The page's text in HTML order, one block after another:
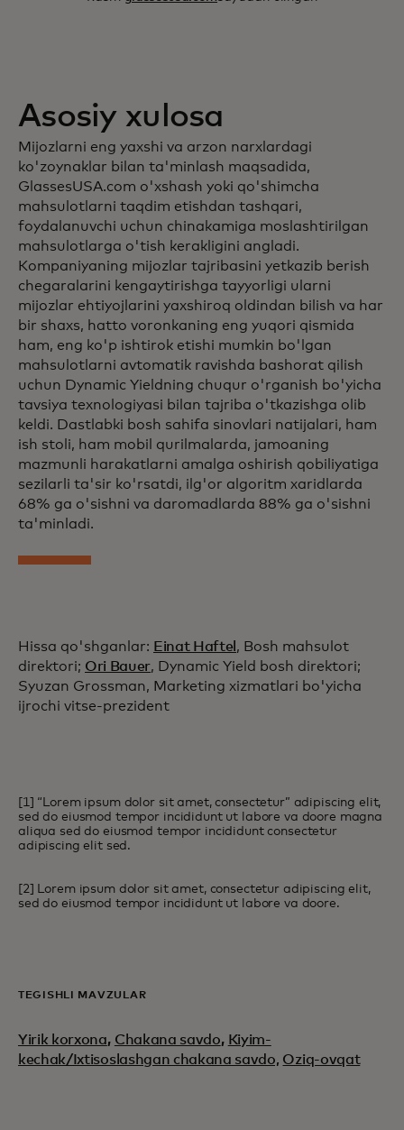
Asosiy xulosa
Mijozlarni eng yaxshi va arzon narxlardagi
ko'zoynaklar bilan ta'minlash maqsadida,
GlassesUSA.com o'xshash yoki qo'shimcha
mahsulotlarni taqdim etishdan tashqari,
foydalanuvchi uchun chinakamiga moslashtirilgan
mahsulotlarga o'tish kerakligini angladi.
Kompaniyaning mijozlar tajribasini yetkazib berish
chegaralarini kengaytirishga tayyorligi ularni
mijozlar ehtiyojlarini yaxshiroq oldindan bilish va har
bir shaxs, hatto voronkaning eng yuqori qismida
ham, eng ko'p ishtirok etishi mumkin bo'lgan
mahsulotlarni avtomatik ravishda bashorat qilish
uchun Dynamic Yieldning chuqur o'rganish bo'yicha
tavsiya texnologiyasi bilan tajriba o'tkazishga olib
keldi. Dastlabki bosh sahifa sinovlari natijalari, ham
ish stoli, ham mobil qurilmalarda, jamoaning
mazmunli harakatlarni amalga oshirish qobiliyatiga
sezilarli ta'sir ko'rsatdi, ilg'or algoritm xaridlarda
68% ga o'sishni va daromadlarda 88% ga o'sishni
ta'minladi.
Hissa qo'shganlar: Einat Haftel , Bosh mahsulot
direktori; Ori Bauer, Dynamic Yield bosh direktori;
Syuzan Grossman, Marketing xizmatlari bo'yicha
ijrochi vitse-prezident
[1] “Lorem ipsum dolor sit amet, consectetur” adipiscing elit,
sed do eiusmod tempor incididunt ut labore va doore magna
aliqua sed do eiusmod tempor incididunt consectetur
adipiscing elit sed.
[2] Lorem ipsum dolor sit amet, consectetur adipiscing elit,
sed do eiusmod tempor incididunt ut labore va doore.
TEGISHLI MAVZULAR
Yirik korxona, Chakana savdo, Kiyim-
kechak/Ixtisoslashgan chakana savdo, Oziq-ovqat